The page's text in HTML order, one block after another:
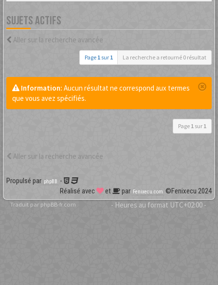
SUJETS ACTIFS
Aller sur la recherche avancée
Page 1 sur 1 La recherche a retourné 0 résultat
Information: Aucun résultat ne correspond aux termes
que vous avez spécifiés.
Page 1 sur 1
Aller sur la recherche avancée
Propulsé par phpBB -
Réalisé avec
et par Fenixecu.com ©Fenixecu 2024
Traduit par phpBB-fr.com - Heures au format UTC+02:00 -